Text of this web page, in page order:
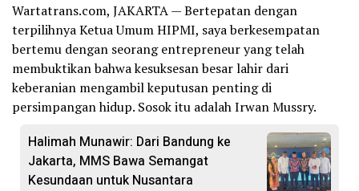
Wartatrans.com, JAKARTA — Bertepatan dengan
terpilihnya Ketua Umum HIPMI, saya berkesempatan
bertemu dengan seorang entrepreneur yang telah
membuktikan bahwa kesuksesan besar lahir dari
keberanian mengambil keputusan penting di
persimpangan hidup. Sosok itu adalah Irwan Mussry.
Halimah Munawir: Dari Bandung ke
Jakarta, MMS Bawa Semangat
Kesundaan untuk Nusantara